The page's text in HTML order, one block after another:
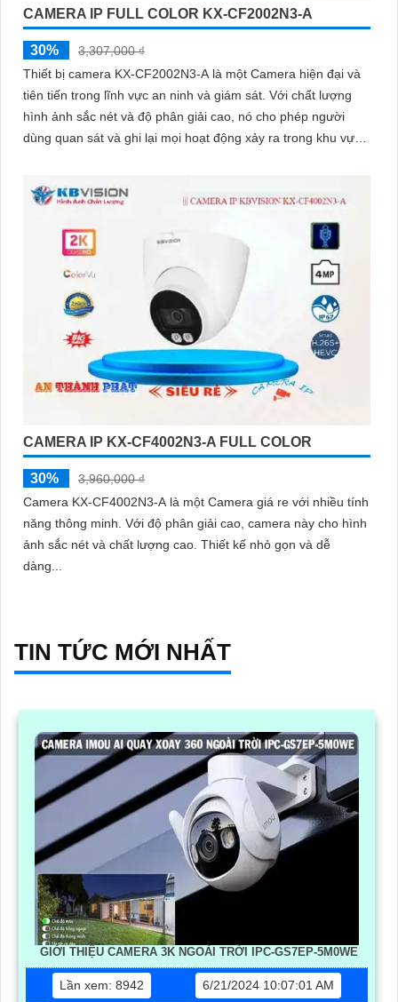
CAMERA IP FULL COLOR KX-CF2002N3-A
30%
3,307,000 ₫
Thiết bị camera KX-CF2002N3-A là một Camera hiện đại và
tiên tiến trong lĩnh vực an ninh và giám sát. Với chất lượng
hình ảnh sắc nét và độ phân giải cao, nó cho phép người
dùng quan sát và ghi lại mọi hoạt động xảy ra trong khu vực
CAMERA IP KX-CF4002N3-A FULL COLOR
30%
3,960,000 ₫
Camera KX-CF4002N3-A là một Camera giá re với nhiều tính
năng thông minh. Với độ phân giải cao, camera này cho hình
ảnh sắc nét và chất lượng cao. Thiết kế nhỏ gọn và dễ
dàng...
TIN TỨC MỚI NHẤT
GIỚI THIỆU CAMERA 3K NGOÀI TRỜI IPC-GS7EP-5M0WE
Lần xem: 8942
6/21/2024 10:07:01 AM